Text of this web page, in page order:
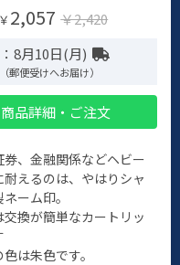
￥ 2,057 ￥2,420
8月10日(月)
郵便受けへお届け）
商品詳細・ご注文
券、金融関係などヘビー
耐えるのは、やはりシャ
ーム印。
交換が簡単なカートリッ
は朱色です。